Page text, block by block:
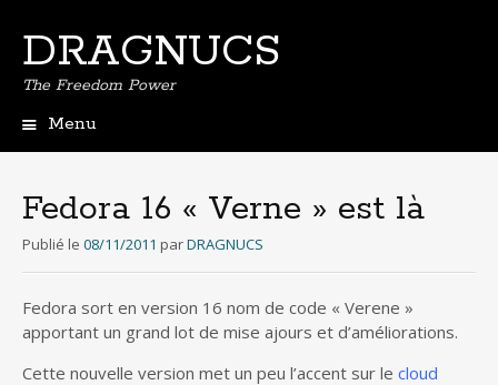
DRAGNUCS
The Freedom Power
Menu
principal
Fedora 16 « Verne » est là
Publié le 08/11/2011 parDRAGNUCS
Fedora sort en version 16 nom de code « Verene »
apportant un grand lot de mise ajours et d’améliorations.
Cette nouvelle version met un peu l’accent sur le cloud